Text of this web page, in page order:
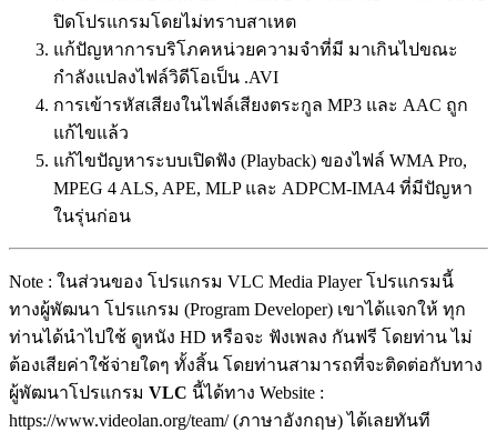
ปิดโปรแกรมโดยไม่ทราบสาเหต
แก้ปัญหาการบริโภคหน่วยความจำที่มี มาเกินไปขณะ
กำลังแปลงไฟล์วิดีโอเป็น .AVI
การเข้ารหัสเสียงในไฟล์เสียงตระกูล MP3 และ AAC ถูก
แก้ไขแล้ว
แก้ไขปัญหาระบบเปิดฟัง (Playback) ของไฟล์ WMA Pro,
MPEG 4 ALS, APE, MLP และ ADPCM-IMA4 ที่มีปัญหา
ในรุ่นก่อน
Note : ในส่วนของ โปรแกรม VLC Media Player โปรแกรมนี้
ทางผู้พัฒนา โปรแกรม (Program Developer) เขาได้แจกให้ ทุก
ท่านได้นำไปใช้ ดูหนัง HD หรือจะ ฟังเพลง กันฟรี โดยท่าน ไม่
ต้องเสียค่าใช้จ่ายใดๆ ทั้งสิ้น โดยท่านสามารถที่จะติดต่อกับทาง
ผู้พัฒนาโปรแกรม VLC นี้ได้ทาง Website :
https://www.videolan.org/team/ (ภาษาอังกฤษ) ได้เลยทันที